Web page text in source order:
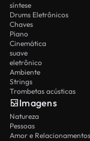
síntese
Drums Eletrônicos
Chaves
Piano
Cinemática
suave
eletrônico
Ambiente
Strings
Trombetas acústicas
Imagens
Natureza
Pessoas
Amor e Relacionamentos